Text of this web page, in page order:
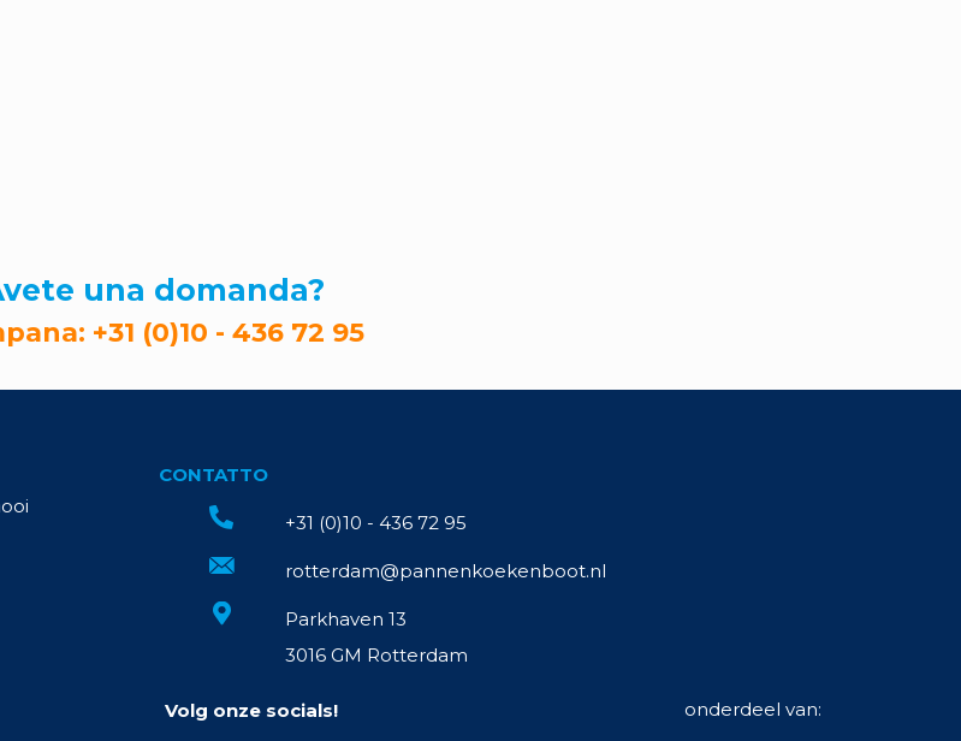
una domanda?
+31 (0)10 - 436 72 95
CONTATTO
+31 (0)10 - 436 72 95
rotterdam@pannenkoekenboot.nl
Parkhaven 13
3016 GM Rotterdam
Volg onze socials! onderdeel van: